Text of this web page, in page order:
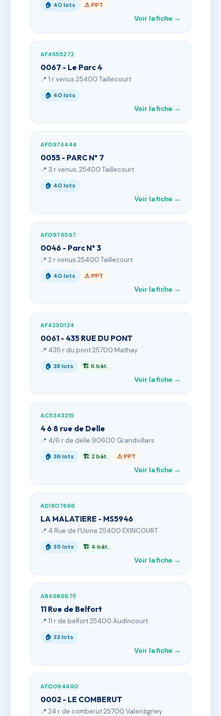
🏠 40 lots ⚠ PPT
Voir la fiche →
AF4555272
0067 - Le Parc 4
📍 1 r venus 25400 Taillecourt
🏠 40 lots
Voir la fiche →
AF0974444
0055 - PARC N° 7
📍 3 r venus, 25400 Taillecourt
🏠 40 lots
Voir la fiche →
AF0976597
0046 - Parc N° 3
📍 2 r venus 25400 Taillecourt
🏠 40 lots ⚠ PPT
Voir la fiche →
AF4230124
0061 - 435 RUE DU PONT
📍 435 r du pont 25700 Mathay
🏠 38 lots 🏗 6 bât.
Voir la fiche →
AC5343215
4 6 8 rue de Delle
📍 4/6 r de delle 90600 Grandvillars
🏠 36 lots 🏗 2 bât. ⚠ PPT
Voir la fiche →
AD1807866
LA MALATIERE - MS5946
📍 4 Rue de l'Usine 25400 EXINCOURT
🏠 35 lots 🏗 4 bât.
Voir la fiche →
AB4986675
11 Rue de Belfort
📍 11 r de belfort 25400 Audincourt
🏠 33 lots
Voir la fiche →
AF0094490
0002 - LE COMBERUT
📍 24 r de comberut 25700 Valentigney